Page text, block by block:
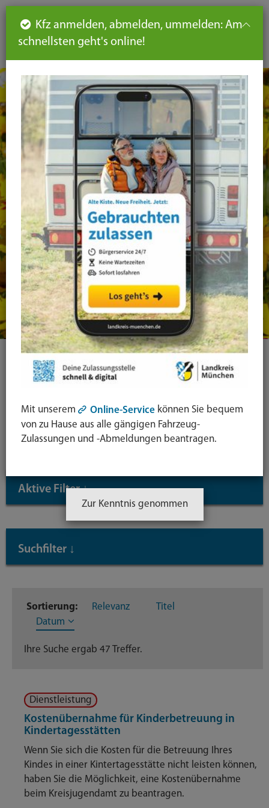
DE
Ihre Suche
Symbol
mit
Taste
Suche in leichter Sprache
Aktive Filter↓
Inhaltstyp: Dienstleistungen
Suchfilter ↓
Dienstleistungen
Sortierung: Relevanz
Titel
Datum
Ihre Suche ergab 47 Treffer.
Dienstleistung
Kostenübernahme für Kinderbetreuung in
Kindertagesstätten
Wenn Sie sich die Kosten für die Betreuung Ihres
Kindes in einer Kintertagesstätte nicht leisten können,
haben Sie die Möglichkeit, eine Kostenübernahme
beim Kreisjugendamt zu beantragen.
Seiteninhalt
Hauptnavigation
Seitennavigation
leichte
Sprache
Kfz anmelden, abmelden, ummelden: Am
schnellsten geht's online!
Mit unserem Online-Service können Sie bequem
von zu Hause aus alle gängigen Fahrzeug-
Zulassungen und -Abmeldungen beantragen.
Zur Kenntnis genommen